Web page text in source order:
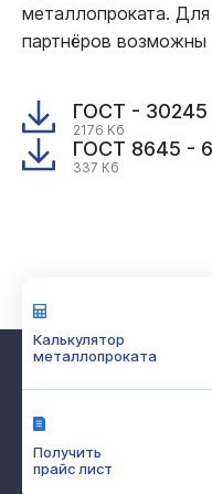
металлопроката.
партнёров возможны
ГОСТ - 30245
2176 Кб
ГОСТ 8645 -
337 Кб
Калькулятор
металлопроката
Получить
прайс лист